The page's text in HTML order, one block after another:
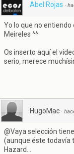
Abel Rojas ·
Yo lo que no entiendo
Meireles ^^
Os inserto aquí el
serio, merece
HugoMac ·
@Vaya selección
(aunque éste todavía
Hazard...